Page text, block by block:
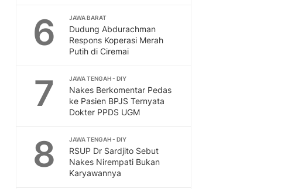
6 JAWA BARAT
Dudung Abdurachman
Respons Koperasi Merah
Putih di Ciremai
7 JAWA TENGAH - DIY
Nakes Berkomentar Pedas
ke Pasien BPJS Ternyata
Dokter PPDS UGM
8 JAWA TENGAH - DIY
RSUP Dr Sardjito Sebut
Nakes Nirempati Bukan
Karyawannya